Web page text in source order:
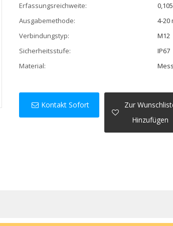
Erfassungsreichweite:
Ausgabemethode:
4-20
Verbindungstyp:
M12
Sicherheitsstufe:
IP67
Material:
Kontakt Sofort
Zur
Hinzufügen